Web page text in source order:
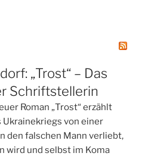
„Trost“ – Das
Schriftstellerin
Roman „Trost“ erzählt
von einer
den falschen Mann verliebt,
wird und selbst im Koma